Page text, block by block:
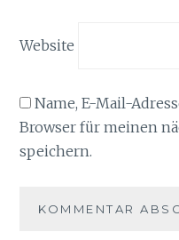
Website
Name, E-Mail-
Browser für meinen
speichern.